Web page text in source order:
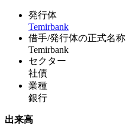
発行体
Temirbank
借手/発行体の正式名称
Temirbank
セクター
社債
業種
銀行
出来高